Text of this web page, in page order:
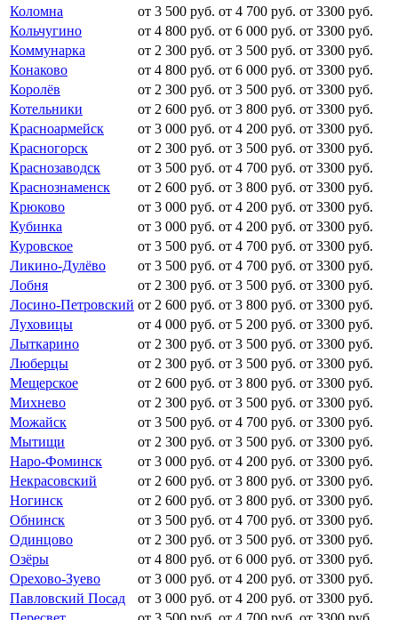
Коломна
от 3 500 руб. от 4 700 руб. от 3300 руб.
Кольчугино
от 4 800 руб. от 6 000 руб. от 3300 руб.
Коммунарка
от 2 300 руб. от 3 500 руб. от 3300 руб.
Конаково
от 4 800 руб. от 6 000 руб. от 3300 руб.
Королёв
от 2 300 руб. от 3 500 руб. от 3300 руб.
Котельники
от 2 600 руб. от 3 800 руб. от 3300 руб.
Красноармейск
от 3 000 руб. от 4 200 руб. от 3300 руб.
Красногорск
от 2 300 руб. от 3 500 руб. от 3300 руб.
Краснозаводск
от 3 500 руб. от 4 700 руб. от 3300 руб.
Краснознаменск
от 2 600 руб. от 3 800 руб. от 3300 руб.
Крюково
от 3 000 руб. от 4 200 руб. от 3300 руб.
Кубинка
от 3 000 руб. от 4 200 руб. от 3300 руб.
Куровское
от 3 500 руб. от 4 700 руб. от 3300 руб.
Ликино-Дулёво
от 3 500 руб. от 4 700 руб. от 3300 руб.
Лобня
от 2 300 руб. от 3 500 руб. от 3300 руб.
Лосино-Петровский от 2 600 руб. от 3 800 руб. от 3300 руб.
Луховицы
от 4 000 руб. от 5 200 руб. от 3300 руб.
Лыткарино
от 2 300 руб. от 3 500 руб. от 3300 руб.
Люберцы
от 2 300 руб. от 3 500 руб. от 3300 руб.
Мещерское
от 2 600 руб. от 3 800 руб. от 3300 руб.
Михнево
от 2 300 руб. от 3 500 руб. от 3300 руб.
Можайск
от 3 500 руб. от 4 700 руб. от 3300 руб.
Мытищи
от 2 300 руб. от 3 500 руб. от 3300 руб.
Наро-Фоминск
от 3 000 руб. от 4 200 руб. от 3300 руб.
Некрасовский
от 2 600 руб. от 3 800 руб. от 3300 руб.
Ногинск
от 2 600 руб. от 3 800 руб. от 3300 руб.
Обнинск
от 3 500 руб. от 4 700 руб. от 3300 руб.
Одинцово
от 2 300 руб. от 3 500 руб. от 3300 руб.
Озёры
от 4 800 руб. от 6 000 руб. от 3300 руб.
Орехово-Зуево
от 3 000 руб. от 4 200 руб. от 3300 руб.
Павловский Посад
от 3 000 руб. от 4 200 руб. от 3300 руб.